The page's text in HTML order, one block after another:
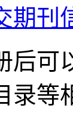
期刊
后可
录等